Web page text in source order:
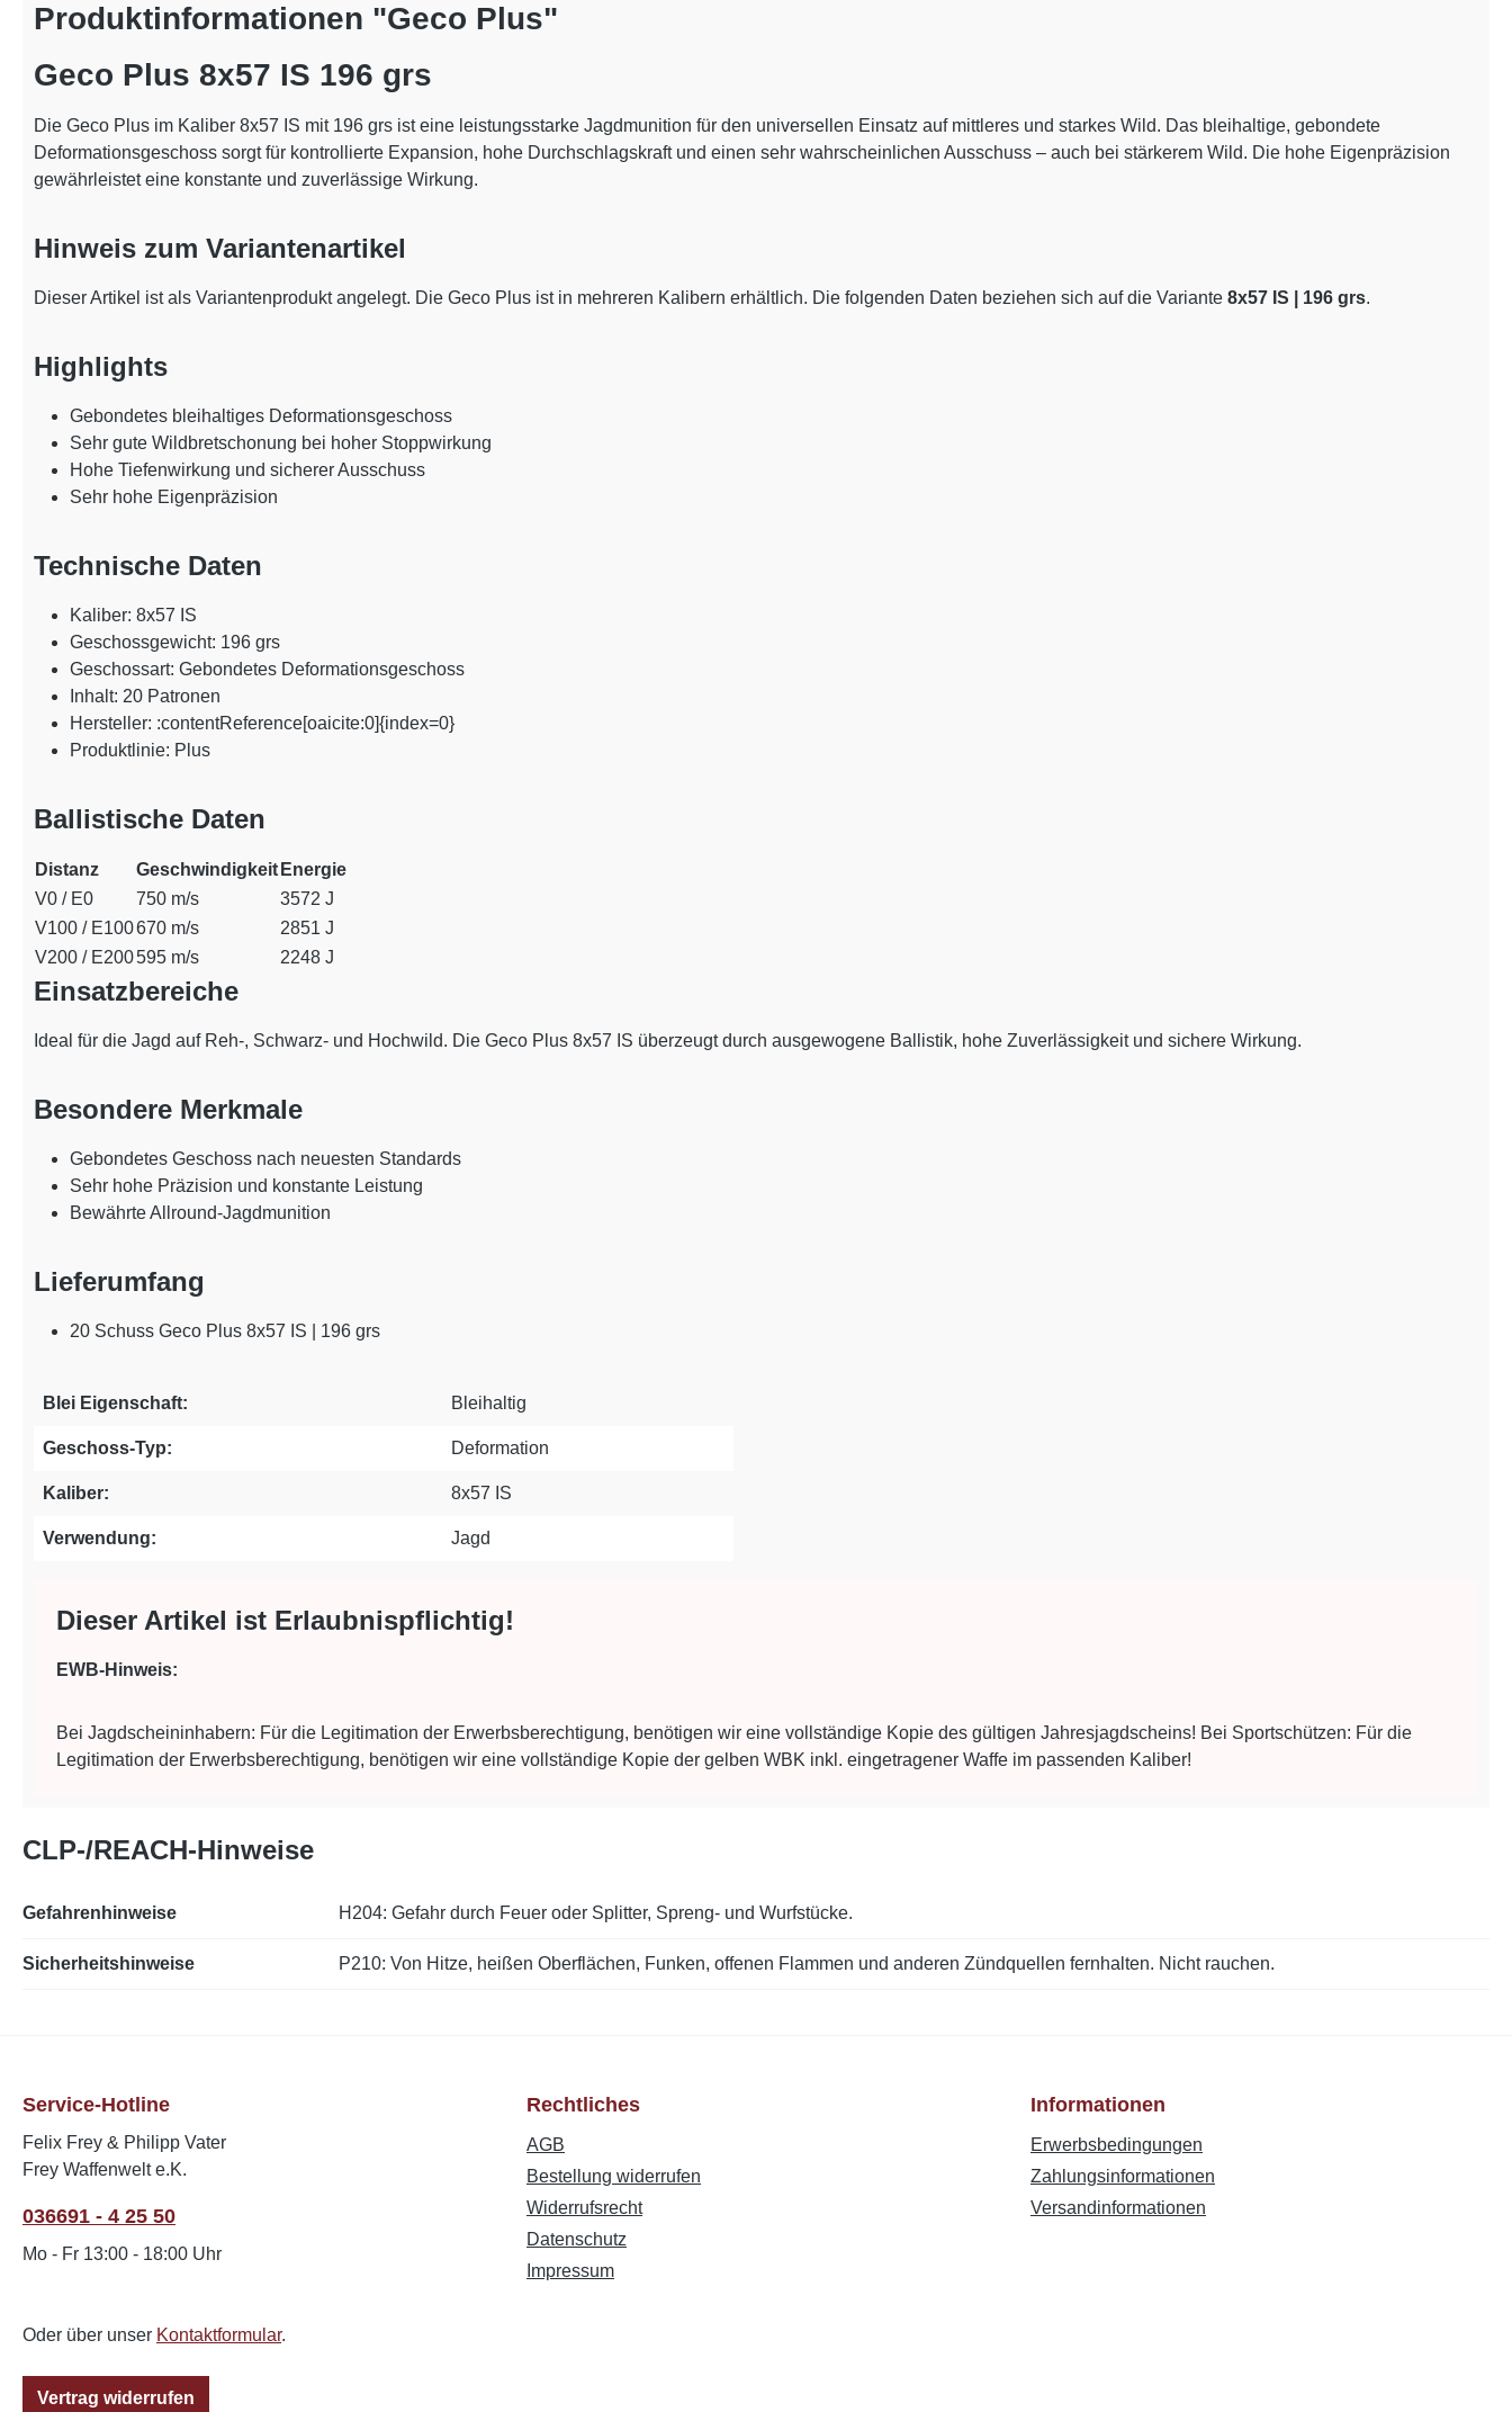
Produktinformationen "Geco Plus"
Geco Plus 8x57 IS 196 grs
Die Geco Plus im Kaliber 8x57 IS mit 196 grs ist eine leistungsstarke Jagdmunition für den universellen Einsatz auf mittleres und starkes Wild. Das bleihaltige, gebondete
Deformationsgeschoss sorgt für kontrollierte Expansion, hohe Durchschlagskraft und einen sehr wahrscheinlichen Ausschuss – auch bei stärkerem Wild. Die hohe Eigenpräzision
gewährleistet eine konstante und zuverlässige Wirkung.
Hinweis zum Variantenartikel
Dieser Artikel ist als Variantenprodukt angelegt. Die Geco Plus ist in mehreren Kalibern erhältlich. Die folgenden Daten beziehen sich auf die Variante 8x57 IS | 196 grs.
Highlights
Gebondetes bleihaltiges Deformationsgeschoss
Sehr gute Wildbretschonung bei hoher Stoppwirkung
Hohe Tiefenwirkung und sicherer Ausschuss
Sehr hohe Eigenpräzision
Technische Daten
Kaliber: 8x57 IS
Geschossgewicht: 196 grs
Geschossart: Gebondetes Deformationsgeschoss
Inhalt: 20 Patronen
Hersteller: :contentReference[oaicite:0]{index=0}
Produktlinie: Plus
Ballistische Daten
Distanz Geschwindigkeit Energie
V0 / E0
750 m/s
3572 J
V100 / E100670 m/s
2851 J
V200 / E200595 m/s 2248 J
Einsatzbereiche
Ideal für die Jagd auf Reh-, Schwarz- und Hochwild. Die Geco Plus 8x57 IS überzeugt durch ausgewogene Ballistik, hohe Zuverlässigkeit und sichere Wirkung.
Besondere Merkmale
Gebondetes Geschoss nach neuesten Standards
Sehr hohe Präzision und konstante Leistung
Bewährte Allround-Jagdmunition
Lieferumfang
20 Schuss Geco Plus 8x57 IS | 196 grs
Blei Eigenschaft: Bleihaltig
Geschoss-Typ: Deformation
Kaliber: 8x57 IS
Verwendung: Jagd
Dieser Artikel ist Erlaubnispflichtig!
EWB-Hinweis:
Bei Jagdscheininhabern: Für die Legitimation der Erwerbsberechtigung, benötigen wir eine vollständige Kopie des gültigen Jahresjagdscheins! Bei Sportschützen: Für die
Legitimation der Erwerbsberechtigung, benötigen wir eine vollständige Kopie der gelben WBK inkl. eingetragener Waffe im passenden Kaliber!
CLP-/REACH-Hinweise
Gefahrenhinweise H204: Gefahr durch Feuer oder Splitter, Spreng- und Wurfstücke.
Sicherheitshinweise P210: Von Hitze, heißen Oberflächen, Funken, offenen Flammen und anderen Zündquellen fernhalten. Nicht rauchen.
Service-Hotline
Felix Frey & Philipp Vater
Frey Waffenwelt e.K.
036691 - 4 25 50
Mo - Fr 13:00 - 18:00 Uhr
Oder über unser Kontaktformular.
Vertrag widerrufen
Rechtliches
AGB
Bestellung widerrufen
Widerrufsrecht
Datenschutz
Impressum
Informationen
Erwerbsbedingungen
Zahlungsinformationen
Versandinformationen